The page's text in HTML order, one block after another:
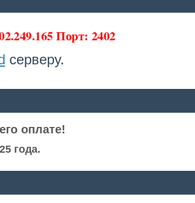
Порт: 2402
серверу.
оплате!
года.